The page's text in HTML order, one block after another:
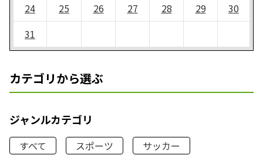
24
25 26 27 28 29
30
31
カテゴリから選ぶ
ジャンルカテゴリ
すべて スポーツ
サッカー